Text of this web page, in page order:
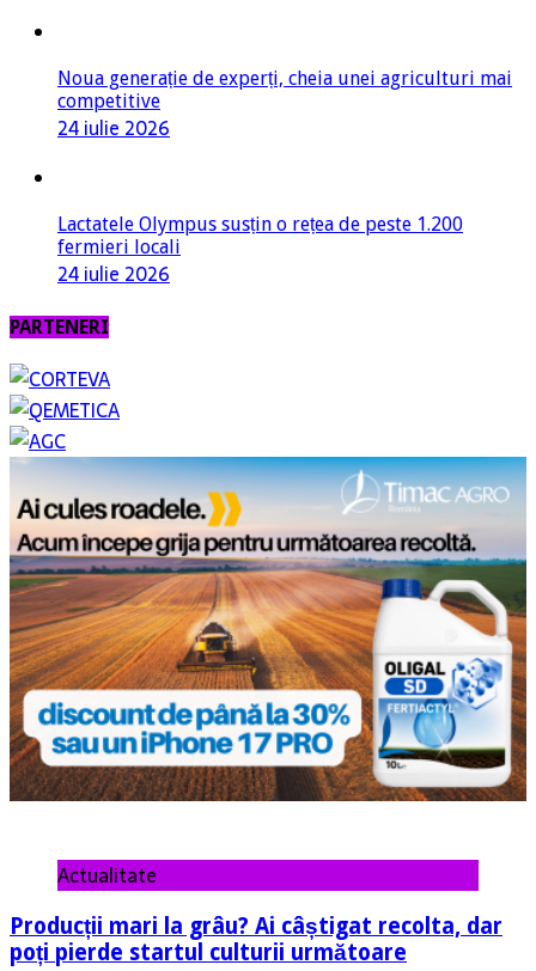
Noua generație de experți, cheia unei agriculturi mai
competitive
24 iulie 2026
Lactatele Olympus susțin o rețea de peste 1.200
fermieri locali
24 iulie 2026
PARTENERI
Actualitate
Producții mari la grâu? Ai câștigat recolta, dar
poți pierde startul culturii următoare